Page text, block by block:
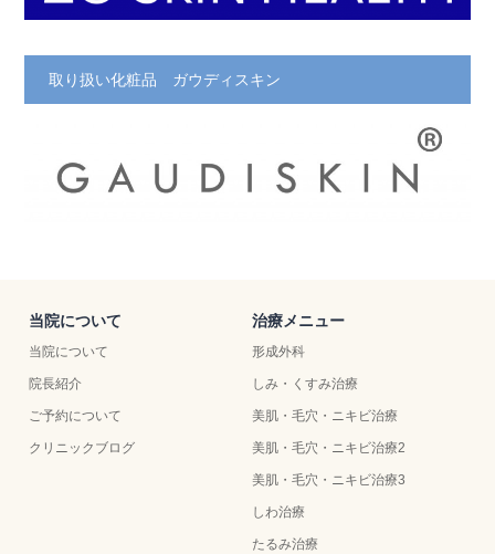
取り扱い化粧品 ガウディスキン
当院について
当院について
院長紹介
ご予約について
クリニックブログ
治療メニュー
形成外科
しみ・くすみ治療
美肌・毛穴・ニキビ治療
美肌・毛穴・ニキビ治療2
美肌・毛穴・ニキビ治療3
しわ治療
たるみ治療